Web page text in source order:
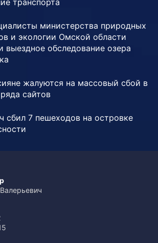
транспорта
министерства природных
и экологии Омской области
выездное обследование озера
жалуются на массовый сбой в
сайтов
сбил 7 пешеходов на островке